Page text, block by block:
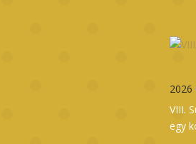
2026
VIII.
egy